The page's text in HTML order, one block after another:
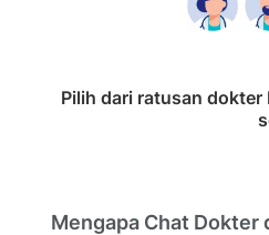
Pilih dari ratusan
Mengapa Chat Dokter